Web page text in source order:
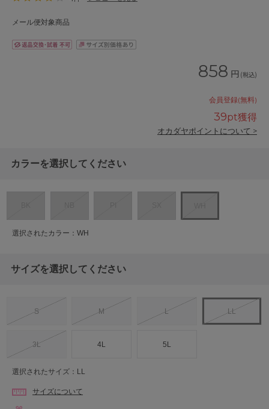
メール便対象商品
858 円 (税込)
会員登録(無料)
39pt獲得
オカダヤポイントについて >
カラーを選択してください
選択されたカラー：WH
サイズを選択してください
S M L LL
3L 4L 5L
選択されたサイズ：LL
サイズについて